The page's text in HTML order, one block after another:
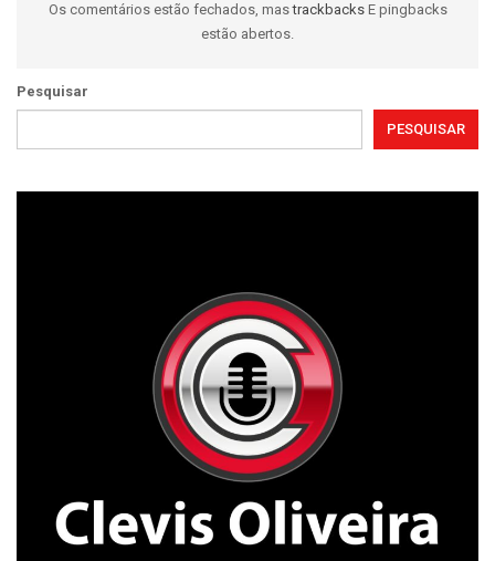
Os comentários estão fechados, mastrackbacks E pingbacks
estão abertos.
Pesquisar
PESQUISAR